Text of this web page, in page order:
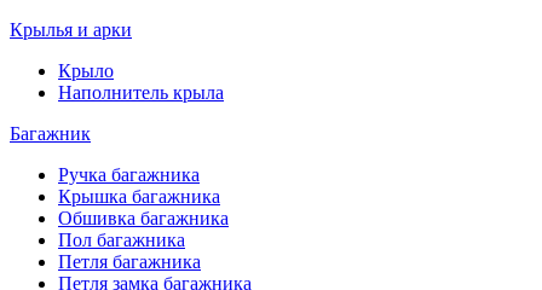
Крылья и арки
Крыло
Наполнитель крыла
Багажник
Ручка багажника
Крышка багажника
Обшивка багажника
Пол багажника
Петля багажника
Петля замка багажника